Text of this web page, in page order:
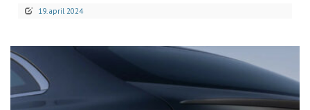
19. april 2024